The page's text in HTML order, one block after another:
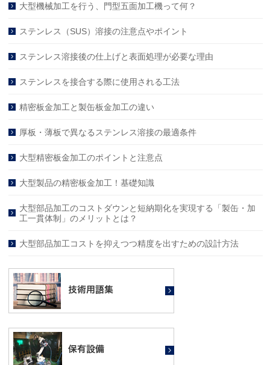
大型機械加工を行う、門型五面加工機って何？
ステンレス（SUS）溶接の注意点やポイント
ステンレス溶接後の仕上げと表面処理が必要な理由
ステンレスを接合する際に使用される工法
精密板金加工と製缶板金加工の違い
厚板・薄板で異なるステンレス溶接の最適条件
大型精密板金加工のポイントと注意点
大型製品の精密板金加工！基礎知識
大型部品加工のコストダウンと短納期化を実現する「製缶・加
工一貫体制」のメリットとは？
大型部品加工コストを抑えつつ精度を出すための設計方法